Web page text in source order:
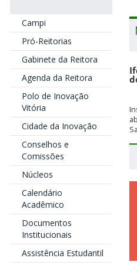
Campi
Pró-Reitorias
Gabinete da Reitora
Agenda da Reitora
Polo de Inovação
Vitória
Cidade da Inovação
Conselhos e
Comissões
Núcleos
Calendário
Acadêmico
Documentos
Institucionais
Assistência Estudantil